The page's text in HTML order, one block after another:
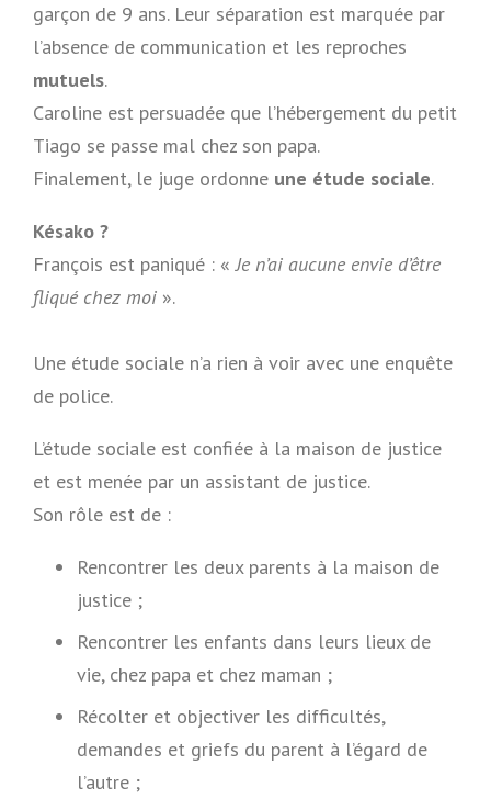
garçon de 9 ans. Leur séparation est marquée par
l’absence de communication et les reproches
mutuels.
Caroline est persuadée que l’hébergement du petit
Tiago se passe mal chez son papa.
Finalement, le juge ordonne une étude sociale.
Késako ?
François est paniqué : «Je n’ai aucune envie d’être
fliqué chez moi ».
Une étude sociale n’a rien à voir avec une enquête
de police.
L’étude sociale est confiée à la maison de justice
et est menée par un assistant de justice.
Son rôle est de :
Rencontrer les deux parents à la maison de
justice ;
Rencontrer les enfants dans leurs lieux de
vie, chez papa et chez maman ;
Récolter et objectiver les difficultés,
demandes et griefs du parent à l’égard de
l’autre ;